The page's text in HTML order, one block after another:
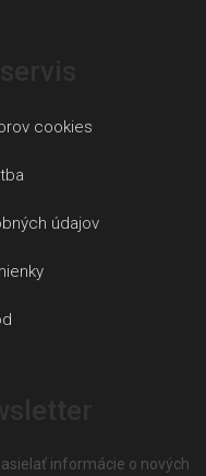
cookies
údajov
informácie o nových